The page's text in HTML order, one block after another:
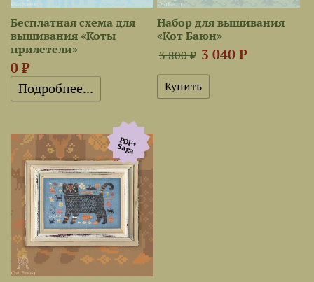
Бесплатная схема для
вышивания «Коты
прилетели»
0 ₽
Подробнее...
Набор для вышивания
«Кот Баюн»
3 800 ₽ 3 040 ₽
PDF+
Saga